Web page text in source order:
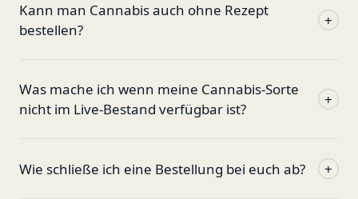
Kann man Cannabis auch ohne Rezept
bestellen?
+
Was mache ich wenn meine Cannabis-Sorte
nicht im Live-Bestand verfügbar ist?
+
Wie schließe ich eine Bestellung bei euch ab? +